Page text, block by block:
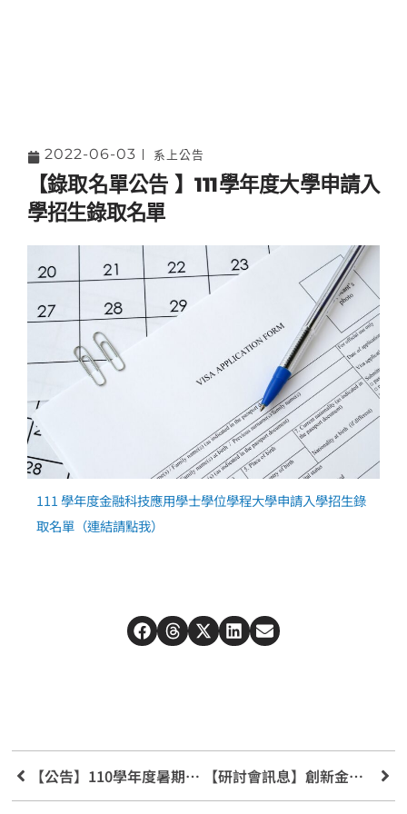
2022-06-03 系上公告
【錄取名單公告 】111學年度大學申請入
學招生錄取名單
111 學年度金融科技應用學士學位學程大學申請入學招生錄
取名單（連結請點我）
【公告】110學年度暑期未滿班選課宣導 【研討會訊息】創新金融發展與元宇宙治理研討會